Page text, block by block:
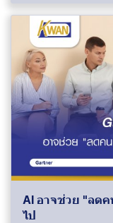
AI อาจช่วย "ลดค
ไป